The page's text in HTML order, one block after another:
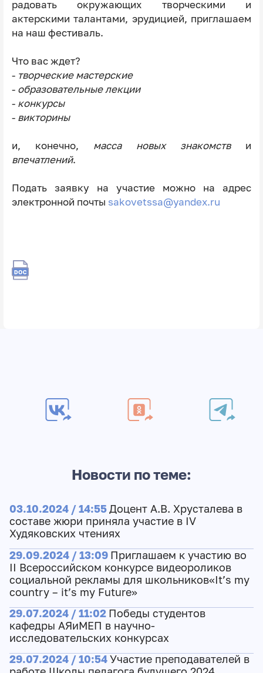
радовать окружающих творческими и
актерскими талантами, эрудицией, приглашаем
на наш фестиваль.
Что вас ждет?
- творческие мастерские
- образовательные лекции
- конкурсы
- викторины
и, конечно, масса новых знакомстви
впечатлений.
Подать заявку на участие можно на адрес
электронной почты sakovetssa@yandex.ru
Новости по теме:
03.10.2024 / 14:55Доцент А.В. Хрусталева в
составе жюри приняла участие в IV
Худяковских чтениях
29.09.2024 / 13:09 Приглашаем к участию во
II Всероссийском конкурсе видеороликов
социальной рекламы для школьников«It’s my
country – it’s my Future»
29.07.2024 / 11:02 Победы студентов
кафедры АЯиМЕП в научно-
исследовательских конкурсах
29.07.2024 / 10:54Участие преподавателей в